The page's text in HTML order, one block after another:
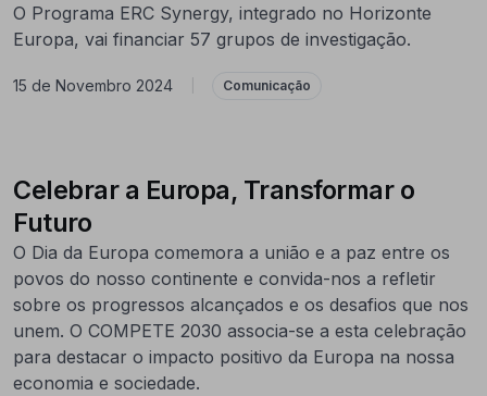
O Programa ERC Synergy, integrado no Horizonte
Europa, vai financiar 57 grupos de investigação.
15 de Novembro 2024 Comunicação
Celebrar a Europa, Transformar o
Futuro
O Dia da Europa comemora a união e a paz entre os
povos do nosso continente e convida-nos a refletir
sobre os progressos alcançados e os desafios que nos
unem. O COMPETE 2030 associa-se a esta celebração
para destacar o impacto positivo da Europa na nossa
economia e sociedade.